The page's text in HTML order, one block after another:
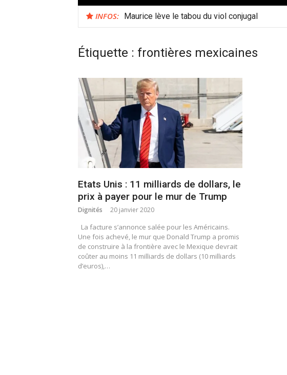
INFOS: Maurice lève le tabou du viol conjugal
Étiquette : frontières mexicaines
Etats Unis : 11 milliards de dollars, le
prix à payer pour le mur de Trump
Dignités 20 janvier 2020
La facture s’annonce salée pour les Américains.
Une fois achevé, le mur que Donald Trump a promis
de construire à la frontière avec le Mexique devrait
coûter au moins 11 milliards de dollars (10 milliards
d’euros),…